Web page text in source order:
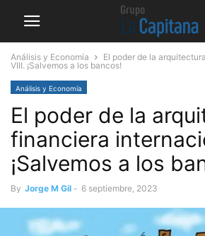
Análisis y Economía
El poder de la
VIII. ¡Salvemos a los bancos!
Análisis y Economía
El poder de la
financiera
¡Salvemos a los
By Jorge M Gil - 6 septiembre, 2023